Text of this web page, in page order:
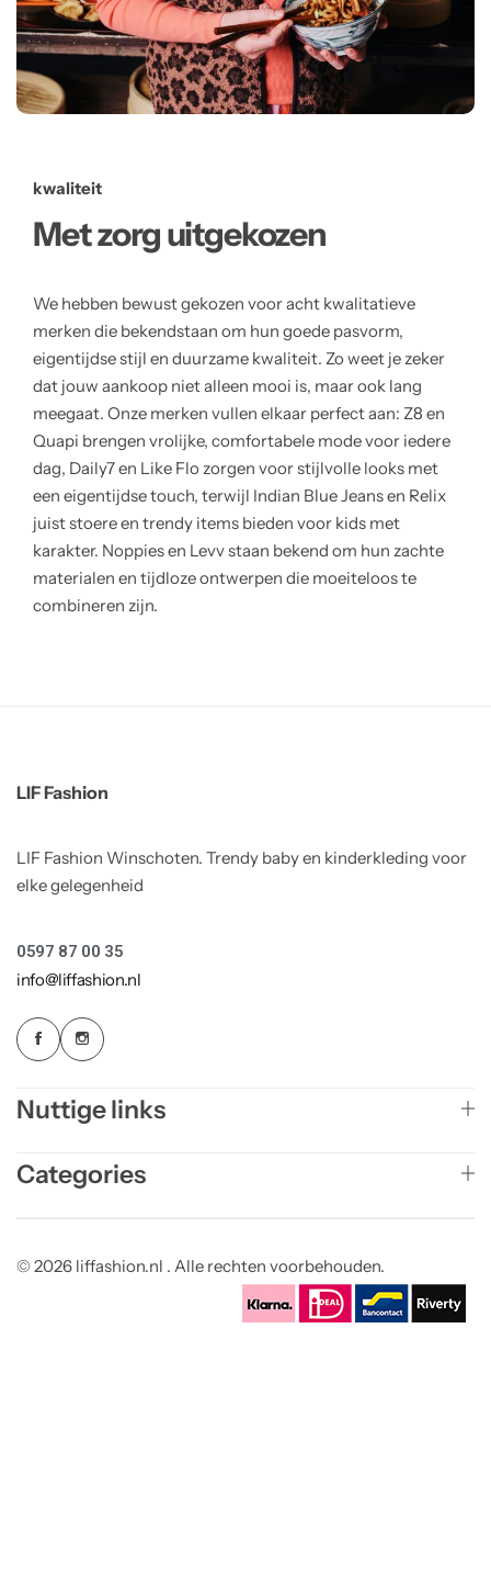
kwaliteit
Met zorg uitgekozen
We hebben bewust gekozen voor acht kwalitatieve
merken die bekendstaan om hun goede pasvorm,
eigentijdse stijl en duurzame kwaliteit. Zo weet je zeker
dat jouw aankoop niet alleen mooi is, maar ook lang
meegaat. Onze merken vullen elkaar perfect aan: Z8 en
Quapi brengen vrolijke, comfortabele mode voor iedere
dag, Daily7 en Like Flo zorgen voor stijlvolle looks met
een eigentijdse touch, terwijl Indian Blue Jeans en Relix
juist stoere en trendy items bieden voor kids met
karakter. Noppies en Levv staan bekend om hun zachte
materialen en tijdloze ontwerpen die moeiteloos te
combineren zijn.
LIF Fashion
LIF Fashion Winschoten. Trendy baby en kinderkleding voor
elke gelegenheid
0597 87 00 35
info@liffashion.nl
Nuttige links
Categories
© 2026 liffashion.nl . Alle rechten voorbehouden.